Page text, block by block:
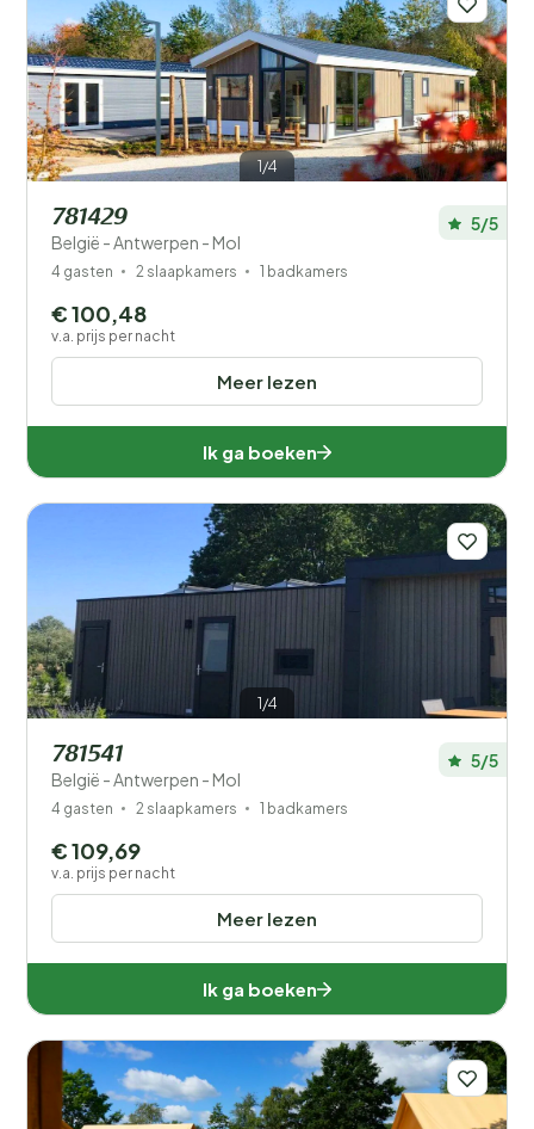
1/4
781429
België - Antwerpen - Mol
5/5
4 gasten 2 slaapkamers 1 badkamers
Meer lezen
€ 100,48
v.a. prijs per nacht
Ik ga boeken
1/4
781541
België - Antwerpen - Mol
5/5
4 gasten 2 slaapkamers 1 badkamers
Meer lezen
€ 109,69
v.a. prijs per nacht
Ik ga boeken